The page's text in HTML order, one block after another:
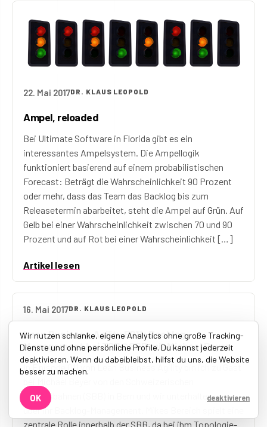
22. Mai 2017DR. KLAUS LEOPOLD
Ampel, reloaded
Bei Ultimate Software in Florida gibt es ein
interessantes Ampelsystem. Die Ampellogik
funktioniert basierend auf einem probabilistischen
Forecast: Beträgt die Wahrscheinlichkeit 90 Prozent
oder mehr, dass das Team das Backlog bis zum
Releasetermin abarbeitet, steht die Ampel auf Grün. Auf
Gelb bei einer Wahrscheinlichkeit zwischen 70 und 90
Prozent und auf Rot bei einer Wahrscheinlichkeit […]
Artikel lesen
16. Mai 2017DR. KLAUS LEOPOLD
Lean Business Agility E011: Backlog
Management bei TOP@SBB mit Michael Beyer
In Episode 011 von Lean Business Agility bin ich zu Gast
Bundesbahnen (SBB) in Bern und wir unterhalten uns
über ihr Backlog-Management. Mikes Bereich spielt eine
zentrale Rolle innerhalb der SBB, da bei ihm Topologie-
Wir nutzen schlanke, eigene Analytics ohne große Tracking-
Dienste und ohne persönliche Profile. Du kannst jederzeit
deaktivieren. Wenn du dabeibleibst, hilfst du uns, die Website
besser zu machen.
OK deaktivieren